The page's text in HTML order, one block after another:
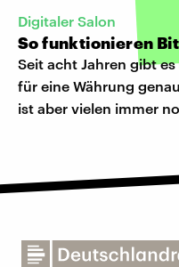
Digitaler Salon
So funktionieren
Seit acht Jahren gibt
für eine Währung
ist aber vielen immer